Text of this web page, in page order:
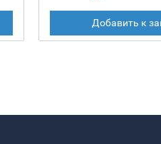
Добавить к